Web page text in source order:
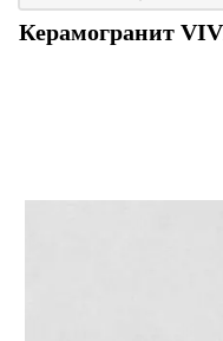
Керамогранит